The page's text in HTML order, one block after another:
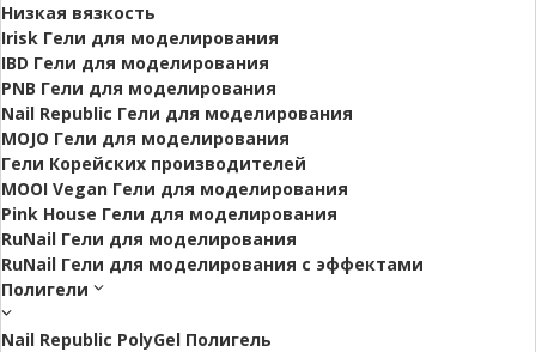
Низкая вязкость
Irisk Гели для моделирования
IBD Гели для моделирования
PNB Гели для моделирования
Nail Republic Гели для моделирования
MOJO Гели для моделирования
Гели Корейских производителей
MOOI Vegan Гели для моделирования
Pink House Гели для моделирования
RuNail Гели для моделирования
RuNail Гели для моделирования с эффектами
Полигели
Nail Republic PolyGel Полигель